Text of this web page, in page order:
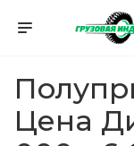
Цена